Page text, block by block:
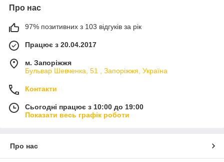
Про нас
97% позитивних з 103 відгуків за рік
Працює з 20.04.2017
м. Запоріжжя
Бульвар Шевченка, 51 , Запоріжжя, Україна
Контакти
Сьогодні працює з 10:00 до 19:00
Показати весь графік роботи
Про нас